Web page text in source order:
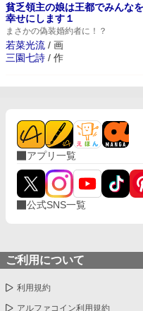
まさかの偽装婚約者に！？
貧乏領主の娘は王都でみんなを
幸せにします１
若菜光流 / 画
三園七詩 / 作
アプリ一覧
公式SNS一覧
ご利用について
利用規約
アルファコイン利用規約